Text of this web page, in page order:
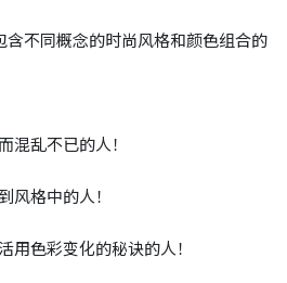
含不同概念的时尚风格和颜色组合的
混乱不已的人！
风格中的人！
用色彩变化的秘诀的人！